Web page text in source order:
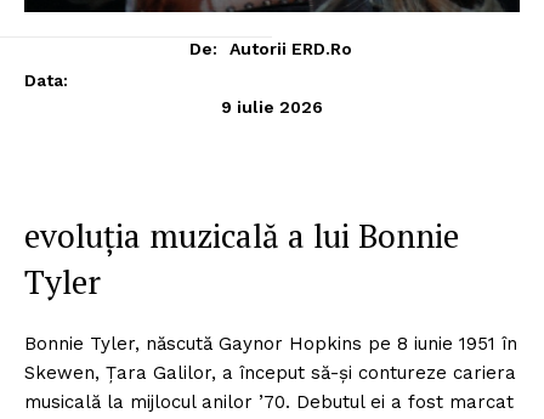
De:
Autorii ERD.ro
Data:
9 iulie 2026
evoluția muzicală a lui Bonnie
Tyler
Bonnie Tyler, născută Gaynor Hopkins pe 8 iunie 1951 în
Skewen, Țara Galilor, a început să-și contureze cariera
musicală la mijlocul anilor ’70. Debutul ei a fost marcat